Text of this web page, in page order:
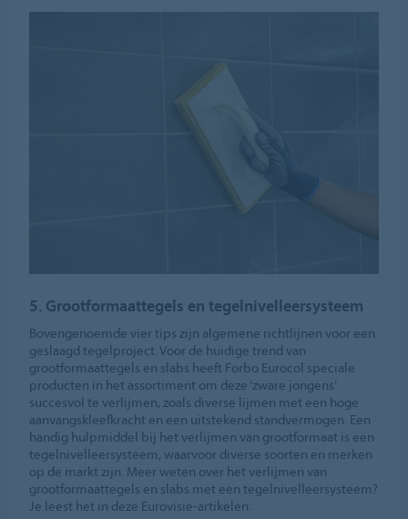
5. Grootformaattegels en tegelnivelleersysteem
Bovengenoemde vier tips zijn algemene richtlijnen voor een
geslaagd tegelproject. Voor de huidige trend van
grootformaattegels en slabs heeft Forbo Eurocol speciale
producten in het assortiment om deze ‘zware jongens’
succesvol te verlijmen, zoals diverse lijmen met een hoge
aanvangskleefkracht en een uitstekend standvermogen. Een
handig hulpmiddel bij het verlijmen van grootformaat is een
tegelnivelleersysteem, waarvoor diverse soorten en merken
op de markt zijn. Meer weten over het verlijmen van
grootformaattegels en slabs met een tegelnivelleersysteem?
Je leest het in deze Eurovisie-artikelen: